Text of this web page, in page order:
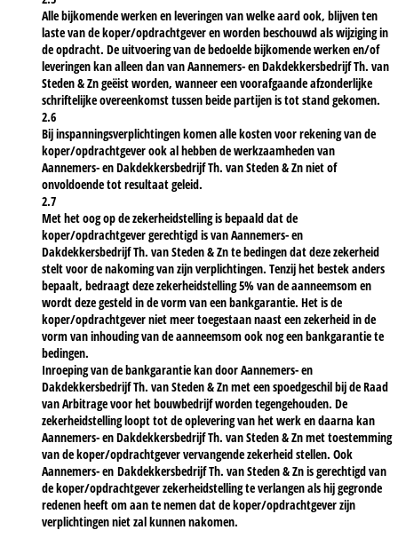
Alle bijkomende werken en leveringen van welke aard ook, blijven ten
laste van de koper/opdrachtgever en worden beschouwd als wijziging in
de opdracht. De uitvoering van de bedoelde bijkomende werken en/of
leveringen kan alleen dan van Aannemers- en Dakdekkersbedrijf Th. van
Steden & Zn geëist worden, wanneer een voorafgaande afzonderlijke
schriftelijke overeenkomst tussen beide partijen is tot stand gekomen.
2.6
Bij inspanningsverplichtingen komen alle kosten voor rekening van de
koper/opdrachtgever ook al hebben de werkzaamheden van
Aannemers- en Dakdekkersbedrijf Th. van Steden & Zn niet of
onvoldoende tot resultaat geleid.
2.7
Met het oog op de zekerheidstelling is bepaald dat de
koper/opdrachtgever gerechtigd is van Aannemers- en
Dakdekkersbedrijf Th. van Steden & Zn te bedingen dat deze zekerheid
stelt voor de nakoming van zijn verplichtingen. Tenzij het bestek anders
bepaalt, bedraagt deze zekerheidstelling 5% van de aanneemsom en
wordt deze gesteld in de vorm van een bankgarantie. Het is de
koper/opdrachtgever niet meer toegestaan naast een zekerheid in de
vorm van inhouding van de aanneemsom ook nog een bankgarantie te
bedingen.
Inroeping van de bankgarantie kan door Aannemers- en
Dakdekkersbedrijf Th. van Steden & Zn met een spoedgeschil bij de Raad
van Arbitrage voor het bouwbedrijf worden tegengehouden. De
zekerheidstelling loopt tot de oplevering van het werk en daarna kan
Aannemers- en Dakdekkersbedrijf Th. van Steden & Zn met toestemming
van de koper/opdrachtgever vervangende zekerheid stellen. Ook
Aannemers- en Dakdekkersbedrijf Th. van Steden & Zn is gerechtigd van
de koper/opdrachtgever zekerheidstelling te verlangen als hij gegronde
redenen heeft om aan te nemen dat de koper/opdrachtgever zijn
verplichtingen niet zal kunnen nakomen.